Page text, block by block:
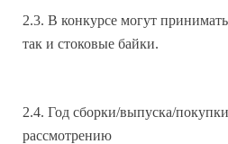
2.3. В конкурсе могут
так и стоковые байки.
2.4. Год сборки/выпуска/
рассмотрению